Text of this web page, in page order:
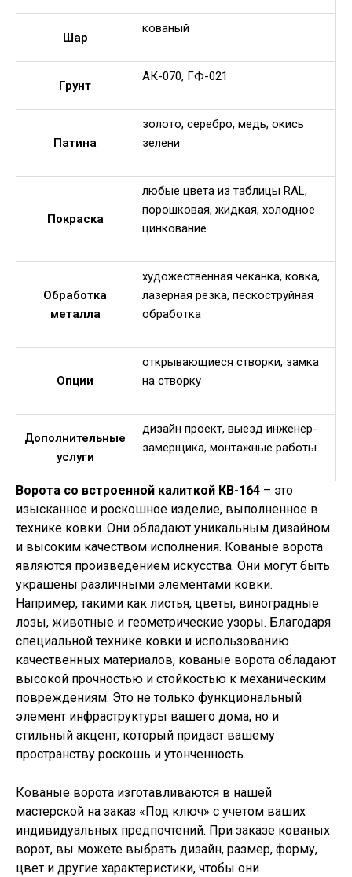
Шар
кованый
Грунт
АК-070, ГФ-021
Патина
золото, серебро, медь, окись
зелени
Покраска
любые цвета из таблицы RAL,
порошковая, жидкая, холодное
цинкование
Обработка
металла
художественная чеканка, ковка,
лазерная резка, пескоструйная
обработка
Опции
открывающиеся створки, замка
на створку
Дополнительные
услуги
дизайн проект, выезд инженер-
замерщика, монтажные работы
Ворота со встроенной калиткой КВ-164 – это
изысканное и роскошное изделие, выполненное в
технике ковки. Они обладают уникальным дизайном
и высоким качеством исполнения. Кованые ворота
являются произведением искусства. Они могут быть
украшены различными элементами ковки.
Например, такими как листья, цветы, виноградные
лозы, животные и геометрические узоры. Благодаря
специальной технике ковки и использованию
качественных материалов, кованые ворота обладают
высокой прочностью и стойкостью к механическим
повреждениям. Это не только функциональный
элемент инфраструктуры вашего дома, но и
стильный акцент, который придаст вашему
пространству роскошь и утонченность.
Кованые ворота изготавливаются в нашей
мастерской на заказ «Под ключ» с учетом ваших
индивидуальных предпочтений. При заказе кованых
ворот, вы можете выбрать дизайн, размер, форму,
цвет и другие характеристики, чтобы они